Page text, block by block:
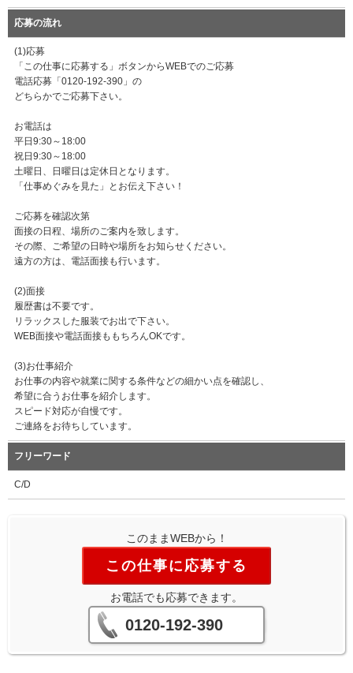
応募の流れ
(1)応募
「この仕事に応募する」ボタンからWEBでのご応募
電話応募「0120-192-390」の
どちらかでご応募下さい。
お電話は
平日9:30～18:00
祝日9:30～18:00
土曜日、日曜日は定休日となります。
「仕事めぐみを見た」とお伝え下さい！
ご応募を確認次第
面接の日程、場所のご案内を致します。
その際、ご希望の日時や場所をお知らせください。
遠方の方は、電話面接も行います。
(2)面接
履歴書は不要です。
リラックスした服装でお出で下さい。
WEB面接や電話面接ももちろんOKです。
(3)お仕事紹介
お仕事の内容や就業に関する条件などの細かい点を確認し、
希望に合うお仕事を紹介します。
スピード対応が自慢です。
ご連絡をお待ちしています。
フリーワード
C/D
このままWEBから！
この仕事に応募する
お電話でも応募できます。
0120-192-390